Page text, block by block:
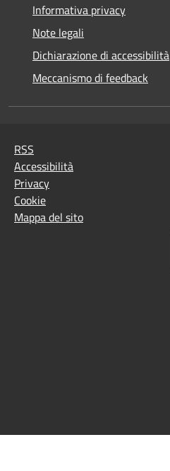
Informativa privacy
Note legali
Dichiarazione di accessibilità
Meccanismo di feedback
RSS
Accessibilità
Privacy
Cookie
Mappa del sito